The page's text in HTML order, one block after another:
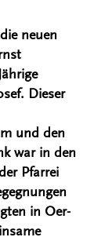
neuen
Dieser
und den
war in den
Pfarrei
in Oer-